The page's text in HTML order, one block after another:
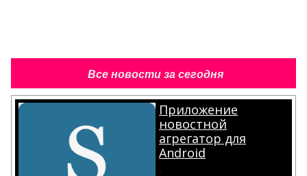
Все новости за сегодня
Приложение
новостной
агрегатор для
Android
.